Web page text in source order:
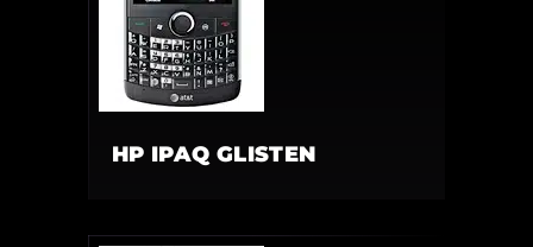
HP IPAQ GLISTEN